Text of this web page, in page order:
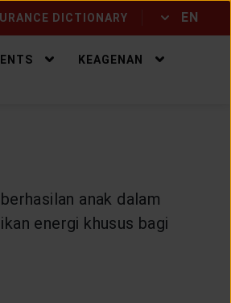
DICTIONARY EN
KEAGENAN
anak dalam
energi khusus bagi
ID EN